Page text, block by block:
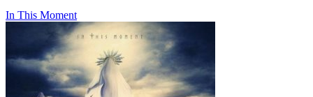
In This Moment